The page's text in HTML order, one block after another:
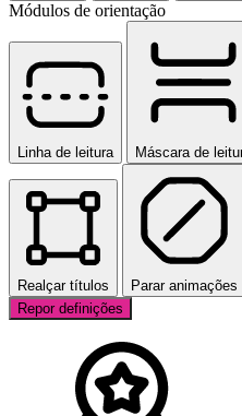
Módulos de orientação
Linha de leitura Máscara de
Realçar títulos Parar animações
Repor definições